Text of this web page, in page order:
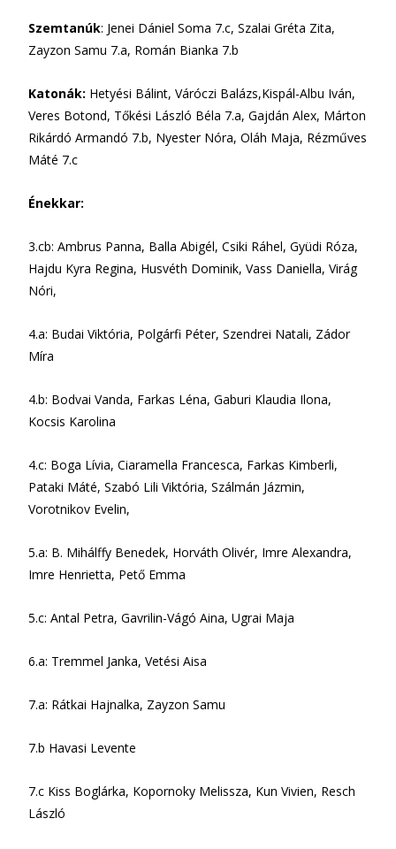
Szemtanúk: Jenei Dániel Soma 7.c, Szalai Gréta Zita,
Zayzon Samu 7.a, Román Bianka 7.b
Katonák: Hetyési Bálint, Váróczi Balázs,Kispál-Albu Iván,
Veres Botond, Tőkési László Béla 7.a, Gajdán Alex, Márton
Rikárdó Armandó 7.b, Nyester Nóra, Oláh Maja, Rézműves
Máté 7.c
Énekkar:
3.cb: Ambrus Panna, Balla Abigél, Csiki Ráhel, Gyüdi Róza,
Hajdu Kyra Regina, Husvéth Dominik, Vass Daniella, Virág
Nóri,
4.a: Budai Viktória, Polgárfi Péter, Szendrei Natali, Zádor
Míra
4.b: Bodvai Vanda, Farkas Léna, Gaburi Klaudia Ilona,
Kocsis Karolina
4.c: Boga Lívia, Ciaramella Francesca, Farkas Kimberli,
Pataki Máté, Szabó Lili Viktória, Szálmán Jázmin,
Vorotnikov Evelin,
5.a: B. Mihálffy Benedek, Horváth Olivér, Imre Alexandra,
Imre Henrietta, Pető Emma
5.c: Antal Petra, Gavrilin-Vágó Aina, Ugrai Maja
6.a: Tremmel Janka, Vetési Aisa
7.a: Rátkai Hajnalka, Zayzon Samu
7.b Havasi Levente
7.c Kiss Boglárka, Kopornoky Melissza, Kun Vivien, Resch
László